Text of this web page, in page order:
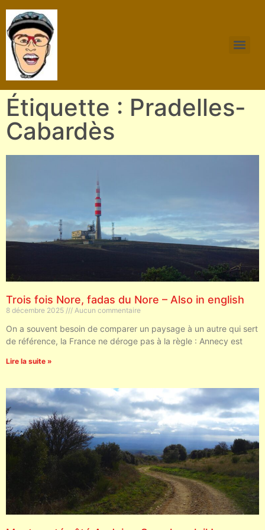
Étiquette : Pradelles-
Cabardès
Trois fois Nore, fadas du Nore – Also in english
8 décembre 2025 Aucun commentaire
On a souvent besoin de comparer un paysage à un autre qui sert
de référence, la France ne déroge pas à la règle : Annecy est
Lire la suite »